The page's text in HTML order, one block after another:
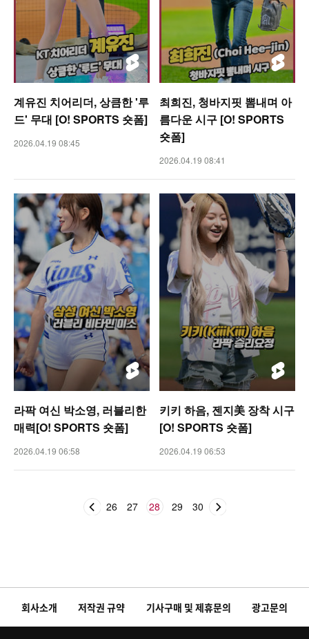
계유진 치어리더, 상큼한 '루
드' 무대 [O! SPORTS 숏폼]
2026.04.19 08:45
최희진, 청바지핏 뽐내며 아
름다운 시구 [O! SPORTS
숏폼]
2026.04.19 08:41
라팍 여신 박소영, 러블리한
매력[O! SPORTS 숏폼]
2026.04.19 06:58
키키 하음, 젠지美 장착 시구
[O! SPORTS 숏폼]
2026.04.19 06:53
26 27 28 29 30
회사소개 저작권 규약 기사구매 및 제휴문의 광고문의